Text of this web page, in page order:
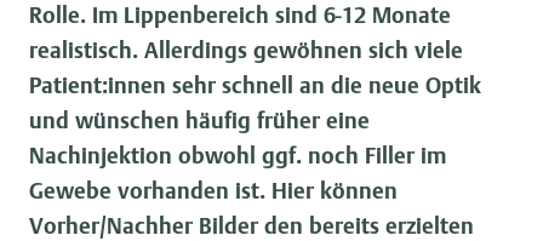
Rolle. Im Lippenbereich sind 6-12 Monate
realistisch. Allerdings gewöhnen sich viele
Patient:innen sehr schnell an die neue Optik
und wünschen häufig früher eine
Nachinjektion obwohl ggf. noch Filler im
Gewebe vorhanden ist. Hier können
Vorher/Nachher Bilder den bereits erzielten